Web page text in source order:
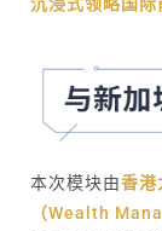
本次模块由香港
（Wealth